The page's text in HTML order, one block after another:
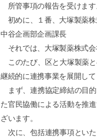
所管事項の報告を受けます
初めに、１番、大塚製薬株
中谷企画部企画課長
それでは、大塚製薬株式会
このたび、区と大塚製薬
継続的に連携事業を展開し
まず、連携協定締結の目
た官民協働による活動を推
ざいます。
次に、包括連携事項とい